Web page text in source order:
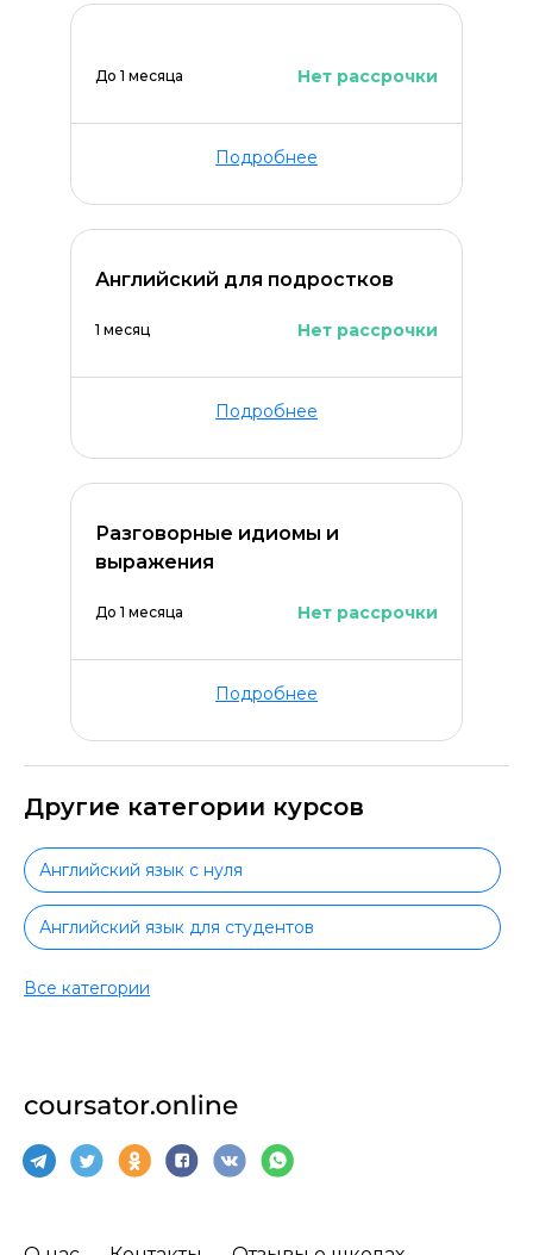
До 1 месяца Нет рассрочки
Подробнее
Английский для подростков
1 месяц Нет рассрочки
Подробнее
Разговорные идиомы и
выражения
До 1 месяца Нет рассрочки
Подробнее
Другие категории курсов
Английский язык с нуля
Английский язык для студентов
Повышение квалификации английский язык
Грамматика английского языка
Английский язык с сертификатом
Все категории